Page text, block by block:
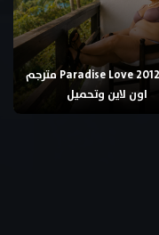
فيلم Paradise Love 2012 مترجم
اون لاين وتحميل